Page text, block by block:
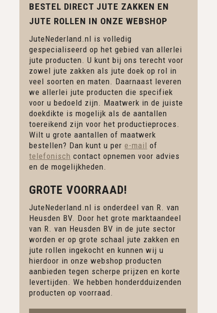
BESTEL DIRECT JUTE ZAKKEN EN
JUTE ROLLEN IN ONZE WEBSHOP
JuteNederland.nl is volledig
gespecialiseerd op het gebied van allerlei
jute producten. U kunt bij ons terecht voor
zowel jute zakken als jute doek op rol in
veel soorten en maten. Daarnaast leveren
we allerlei jute producten die specifiek
voor u bedoeld zijn. Maatwerk in de juiste
doekdikte is mogelijk als de aantallen
toereikend zijn voor het productieproces.
Wilt u grote aantallen of maatwerk
bestellen? Dan kunt u per e-mail of
telefonisch contact opnemen voor advies
en de mogelijkheden.
GROTE VOORRAAD!
JuteNederland.nl is onderdeel van R. van
Heusden BV. Door het grote marktaandeel
van R. van Heusden BV in de jute sector
worden er op grote schaal jute zakken en
jute rollen ingekocht en kunnen wij u
hierdoor in onze webshop producten
aanbieden tegen scherpe prijzen en korte
levertijden. We hebben honderdduizenden
producten op voorraad.